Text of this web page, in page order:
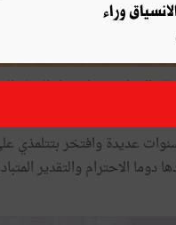
الابرار برحيل رجل
وثقافته الواسعة.
عديدة وافتخر
الاحترام والتقدير
وراء